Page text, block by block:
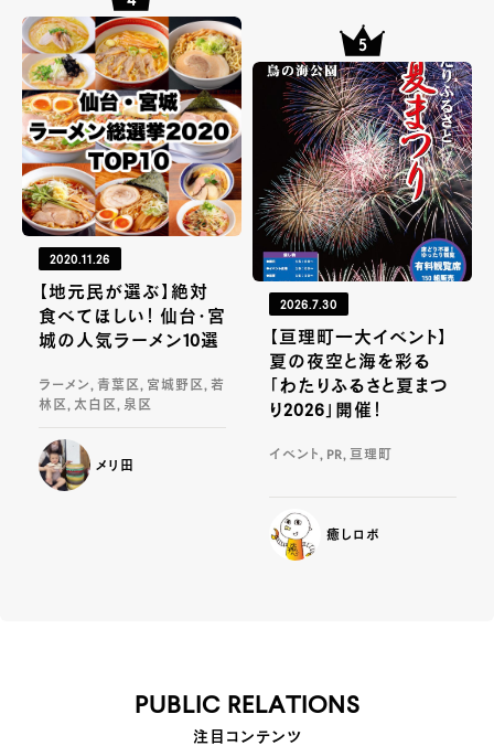
2020.11.26
【地元民が選ぶ】絶対
食べてほしい！ 仙台・宮
城の人気ラーメン10選
ラーメン, 青葉区, 宮城野区, 若
林区, 太白区, 泉区
メリ田
2026.7.30
【亘理町一大イベント】
夏の夜空と海を彩る
「わたりふるさと夏まつ
り2026」開催！
イベント, PR, 亘理町
癒しロボ
PUBLIC RELATIONS
注目コンテンツ